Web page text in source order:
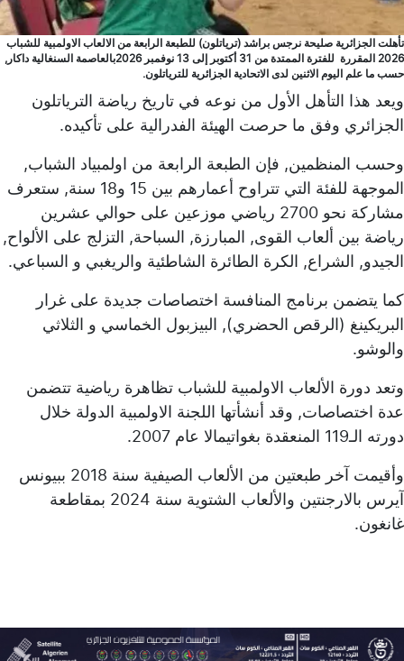
تأهلت الجزائرية صليحة نرجس براشد (ترياتلون) للطبعة الرابعة من الالعاب الاولمبية للشباب
2026 المقررة للفترة الممتدة من 31 أكتوبر إلى 13 نوفمبر 2026بالعاصمة السنغالية داكار,
حسب ما علم اليوم الاثنين لدى الاتحادية الجزائرية للترياتلون.
ويعد هذا التأهل الأول من نوعه في تاريخ رياضة الترياتلون
الجزائري وفق ما حرصت الهيئة الفدرالية على تأكيده.
وحسب المنظمين, فإن الطبعة الرابعة من اولمبياد الشباب,
الموجهة للفئة التي تتراوح أعمارهم بين 15 و18 سنة, ستعرف
مشاركة نحو 2700 رياضي موزعين على حوالي عشرين
رياضة بين ألعاب القوى, المبارزة, السباحة, التزلج على الألواح,
الجيدو, الشراع, الكرة الطائرة الشاطئية والريغبي و السباعي.
كما يتضمن برنامج المنافسة اختصاصات جديدة على غرار
البريكينغ (الرقص الحضري), البيزبول الخماسي و الثلاثي
والوشو.
وتعد دورة الألعاب الاولمبية للشباب تظاهرة رياضية تتضمن
عدة اختصاصات, وقد أنشأتها اللجنة الاولمبية الدولة خلال
دورته الـ119 المنعقدة بغواتيمالا عام 2007.
وأقيمت آخر طبعتين من الألعاب الصيفية سنة 2018 ببيونس
آيرس بالارجنتين والألعاب الشتوية سنة 2024 بمقاطعة
غانغون.